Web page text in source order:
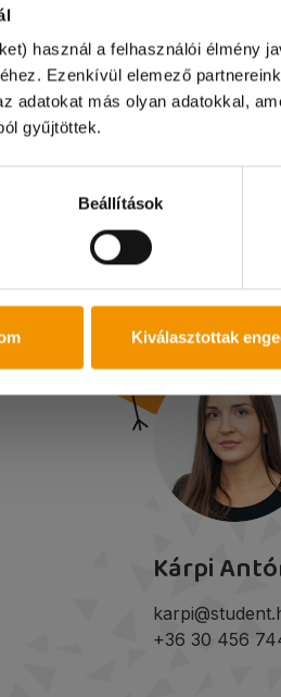
használ a felhasználói élmény
Ezenkívül elemező
adatokat más olyan adatokkal,
gyűjtöttek.
Beállítások
Kiválasztottak
tekintettel 07.31. és 08.04.
e-mail címen és a
csak online ügyintézésre
Kárpi
+36 30 456